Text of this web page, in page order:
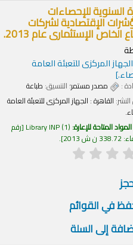
السنوية للإحصاءات
الإقتصادية لشركات
الخاص الإستثمارى عام 2013.
المركزى للتعبئة العامة
: مصدر مستمر؛ التنسيق:طباعة
القاهرة : الجهاز المركزى للتعبئة العامة
المتاحة للإعارة: Library INP(1)
رقم
338.72 ن ش 2013 .
في القوائم
إلى السلة